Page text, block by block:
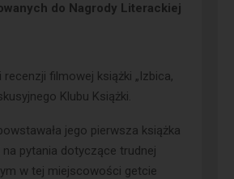
do Nagrody Literackiej
filmowej książki „Izbica,
Klubu Książki.
jego pierwsza książka
na pytania dotyczące trudnej
w tej miejscowości getcie